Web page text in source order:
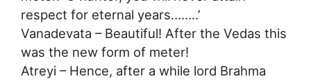
respect for eternal years……..’
Vanadevata – Beautiful! After the Vedas this
was the new form of meter!
Atreyi – Hence, after a while lord Brahma